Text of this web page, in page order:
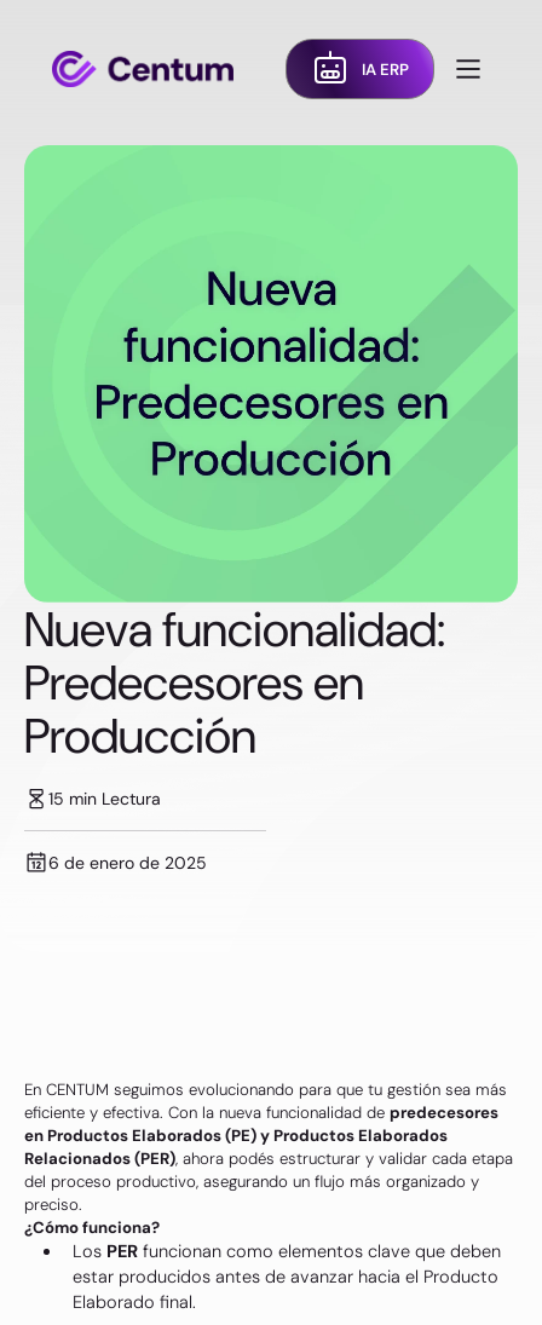
IA ERP
Nueva funcionalidad:
Predecesores en
Producción
15 min Lectura
6 de enero de 2025
En CENTUM seguimos evolucionando para que tu gestión sea más
eficiente y efectiva. Con la nueva funcionalidad de predecesores
en Productos Elaborados (PE) y Productos Elaborados
Relacionados (PER), ahora podés estructurar y validar cada etapa
del proceso productivo, asegurando un flujo más organizado y
preciso.
¿Cómo funciona?
Los PER funcionan como elementos clave que deben
estar producidos antes de avanzar hacia el Producto
Elaborado final.